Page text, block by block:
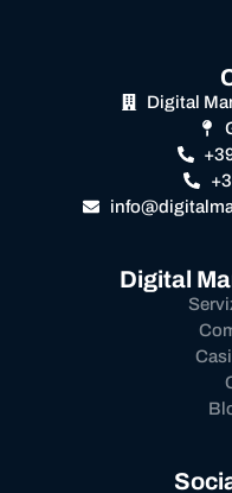
Digital
Digital